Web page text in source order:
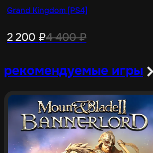
Grand Kingdom [PS4]
2 200 ₽4 400₽
рекомендуемые игры